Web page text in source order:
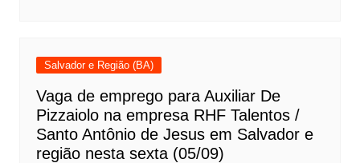
Salvador e Região (BA)
Vaga de emprego para Auxiliar De
Pizzaiolo na empresa RHF Talentos /
Santo Antônio de Jesus em Salvador e
região nesta sexta (05/09)